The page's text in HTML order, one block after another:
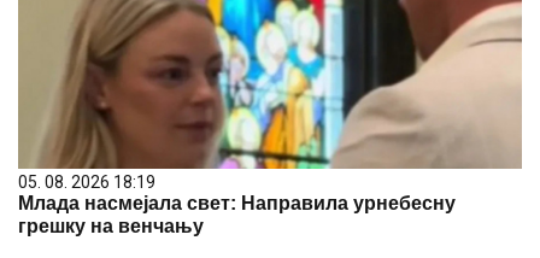
05. 08. 2026 18:19
Млада насмејала свет: Направила урнебесну
грешку на венчању